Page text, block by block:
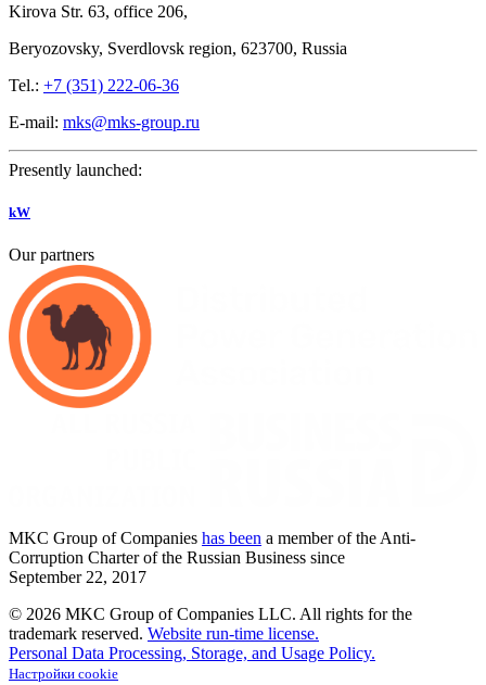
Kirova Str. 63, office 206,
Beryozovsky, Sverdlovsk region, 623700, Russia
Tel.: +7 (351) 222-06-36
E-mail: mks@mks-group.ru
Presently launched:
kW
Our partners
MKC Group of Companies has been a member of the Anti-
Corruption Charter of the Russian Business since
September 22, 2017
© 2026 MKC Group of Companies LLC. All rights for the
trademark reserved. Website run-time license.
Personal Data Processing, Storage, and Usage Policy.
Настройки cookie